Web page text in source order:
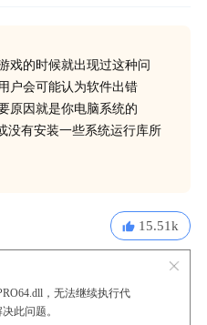
戏的时候就出现过这种问
户会可能认为软件出错
原因就是你电脑系统的
没有安装一些系统运行库所
15.51k
，无法继续执行代
此问题。